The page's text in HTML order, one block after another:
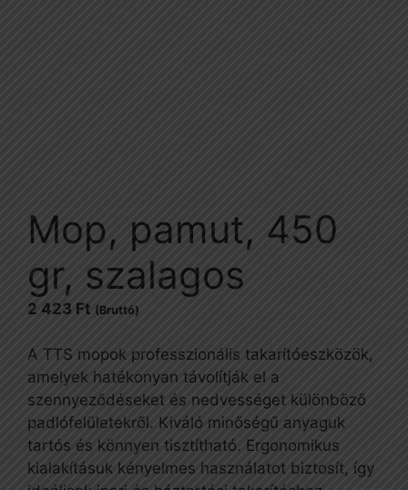
Mop, pamut, 450
gr, szalagos
2 423 Ft (Bruttó)
A TTS mopok professzionális takarítóeszközök,
amelyek hatékonyan távolítják el a
szennyeződéseket és nedvességet különböző
padlófelületekről. Kiváló minőségű anyaguk
tartós és könnyen tisztítható. Ergonomikus
kialakításuk kényelmes használatot biztosít, így